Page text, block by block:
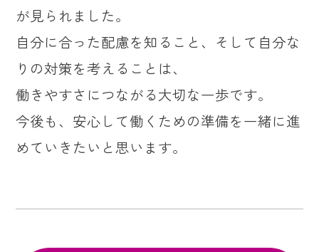
が見られました。
自分に合った配慮を知ること、そして自分な
りの対策を考えることは、
働きやすさにつながる大切な一歩です。
今後も、安心して働くための準備を一緒に進
めていきたいと思います。